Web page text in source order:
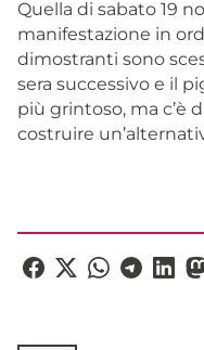
Quella di sabato 19
manifestazione in
dimostranti sono
sera successivo e il
più grintoso, ma c’è
costruire